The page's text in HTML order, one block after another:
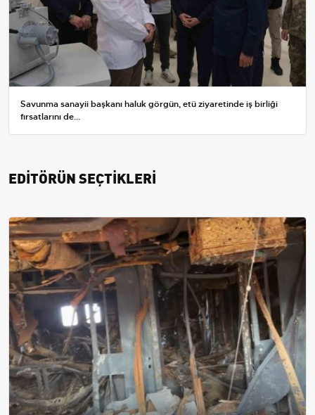
Savunma sanayii başkanı haluk görgün, etü ziyaretinde iş birliği
fırsatlarını de...
EDİTÖRÜN SEÇTİKLERİ